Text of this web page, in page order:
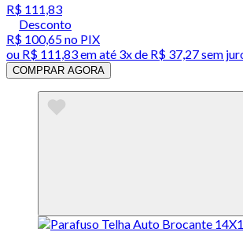
R$ 111,83
Desconto
R$ 100,65no PIX
ou R$ 111,83em até 3x de R$ 37,27 sem
COMPRAR AGORA